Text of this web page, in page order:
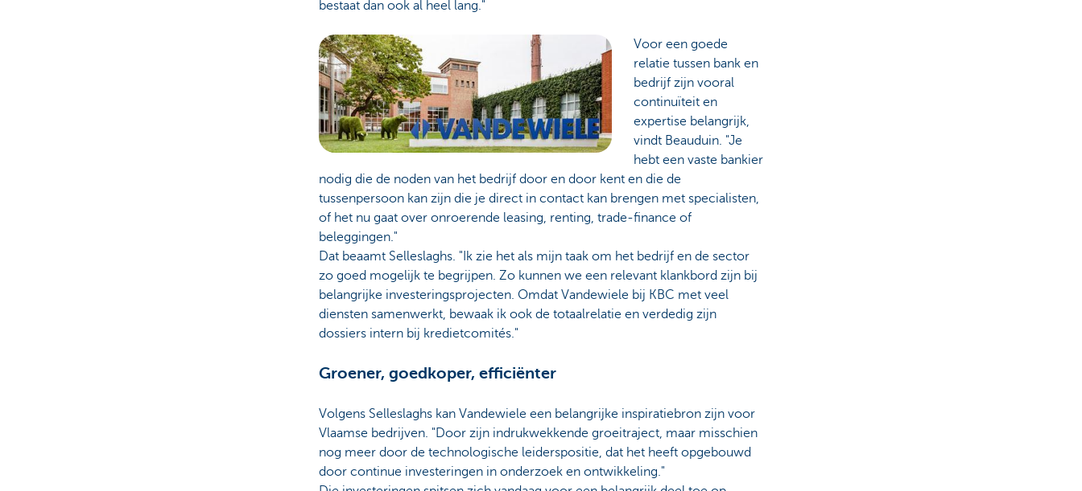
bestaat dan ook al heel lang."
Voor een goede
relatie tussen bank en
bedrijf zijn vooral
continuïteit en
expertise belangrijk,
vindt Beauduin. "Je
hebt een vaste bankier
nodig die de noden van het bedrijf door en door kent en die de
tussenpersoon kan zijn die je direct in contact kan brengen met specialisten,
of het nu gaat over onroerende leasing, renting, trade-finance of
beleggingen."
Dat beaamt Selleslaghs. "Ik zie het als mijn taak om het bedrijf en de sector
zo goed mogelijk te begrijpen. Zo kunnen we een relevant klankbord zijn bij
belangrijke investeringsprojecten. Omdat Vandewiele bij KBC met veel
diensten samenwerkt, bewaak ik ook de totaalrelatie en verdedig zijn
dossiers intern bij kredietcomités."
Groener, goedkoper, efficiënter
Volgens Selleslaghs kan Vandewiele een belangrijke inspiratiebron zijn voor
Vlaamse bedrijven. "Door zijn indrukwekkende groeitraject, maar misschien
nog meer door de technologische leiderspositie, dat het heeft opgebouwd
door continue investeringen in onderzoek en ontwikkeling."